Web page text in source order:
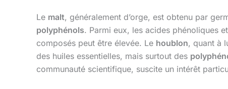
Le malt, généralement d’orge, est obtenu par
polyphénols. Parmi eux, les acides phénoliques
composés peut être élevée. Le houblon, quant à
des huiles essentielles, mais surtout des
communauté scientifique, suscite un intérêt